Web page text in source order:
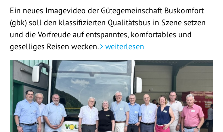
Ein neues Imagevideo der Gütegemeinschaft Buskomfort
(gbk) soll den klassifizierten Qualitätsbus in Szene setzen
und die Vorfreude auf entspanntes, komfortables und
geselliges Reisen wecken.
weiterlesen